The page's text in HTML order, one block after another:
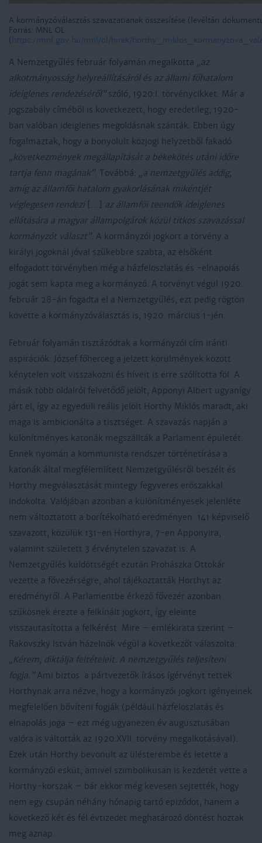
A kormányzóválasztás szavazatianak összesítése (levéltári
Forrás: MNL OL
( https://mnl.gov.hu/mnl/ol/hirek/
A Nemzetgyűlés február folyamán megalkotta
„az
alkotmányosság helyreállításáról és az állami főhatalom
ideiglenes rendezéséről”szóló, 1920:I. törvénycikket. Már a
jogszabály címéből is következett, hogy eredetileg, 1920-
ban valóban ideiglenes megoldásnak szánták. Ebben úgy
fogalmaztak, hogy a bonyolult közjogi helyzetből fakadó
„következmények megállapítását a békekötés utáni időre
tartja fenn magának”. Továbbá:
„a nemzetgyűlés addig,
amíg az államfői hatalom gyakorlásának mikéntjét
véglegesen rendezi […] az államfői teendők ideiglenes
ellátására a magyar állampolgárok közül titkos szavazással
kormányzót választ”. A kormányzói jogkört a törvény a
királyi jogoknál jóval szűkebbre szabta, az elsőként
elfogadott törvényben még a házfeloszlatás és -elnapolás
jogát sem kapta meg a kormányzó. A törvényt végül 1920.
február 28-án fogadta el a Nemzetgyűlés, ezt pedig rögtön
követte a kormányzóválasztás is, 1920. március 1-jén.
Február folyamán tisztázódtak a kormányzói cím iránti
aspirációk. József főherceg a jelzett körülmények között
kénytelen volt visszakozni és híveit is erre szólította föl. A
másik több oldalról felvetődő jelölt, Apponyi Albert ugyanígy
járt el, így az egyedüli reális jelölt Horthy Miklós maradt, aki
maga is ambicionálta a tisztséget. A szavazás napján a
különítményes katonák megszállták a Parlament épületét.
Ennek nyomán a kommunista rendszer történetírása a
katonák által megfélemlített Nemzetgyűlésről beszélt és
Horthy megválasztását mintegy fegyveres erőszakkal
indokolta. Valójában azonban a különítményesek jelenléte
nem változtatott a borítékolható eredményen. 141 képviselő
szavazott, közülük 131-en Horthyra, 7-en Apponyira,
valamint született 3 érvénytelen szavazat is. A
Nemzetgyűlés küldöttségét ezután Prohászka Ottokár
vezette a fővezérségre, ahol tájékoztatták Horthyt az
eredményről. A Parlamentbe érkező fővezér azonban
szűkösnek érezte a felkínált jogkört, így eleinte
visszautasította a felkérést. Mire – emlékirata szerint –
Rakovszky István házelnök végül a következőt válaszolta:
„Kérem, diktálja feltételeit. A nemzetgyűlés teljesíteni
fogja.”Ami biztos: a pártvezetők írásos ígérvényt tettek
Horthynak arra nézve, hogy a kormányzói jogkört igényeinek
megfelelően bővíteni fogják (például házfeloszlatás és
elnapolás joga – ezt még ugyanezen év augusztusában
valóra is váltották az 1920:XVII. törvény megalkotásával).
Ezek után Horthy bevonult az ülésterembe és letette a
kormányzói esküt, amivel szimbolikusan is kezdetét vette a
Horthy-korszak – bár ekkor még kevesen sejtették, hogy
nem egy csupán néhány hónapig tartó epizódot, hanem a
következő két és fél évtizedet meghatározó döntést hoztak
meg aznap.